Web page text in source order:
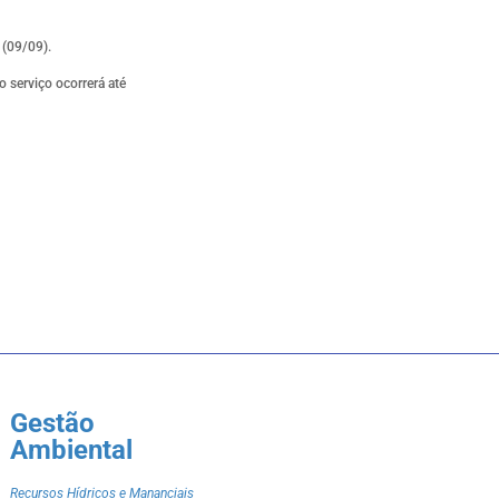
(09/09).
serviço ocorrerá até
Gestão
Ambiental
Recursos Hídricos e Mananciais